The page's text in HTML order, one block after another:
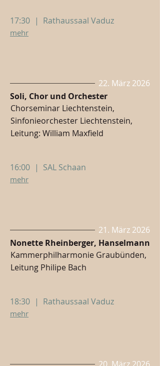
17:30 | Rathaussaal Vaduz
mehr
22. März 2026
Soli, Chor und Orchester
Chorseminar Liechtenstein,
Sinfonieorchester Liechtenstein,
Leitung: William Maxfield
16:00 | SAL Schaan
mehr
21. März 2026
Nonette Rheinberger, Hanselmann
Kammerphilharmonie Graubünden,
Leitung Philipe Bach
18:30 | Rathaussaal Vaduz
mehr